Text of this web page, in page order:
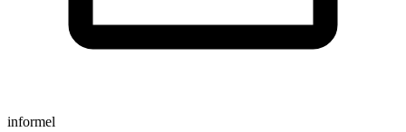
informel